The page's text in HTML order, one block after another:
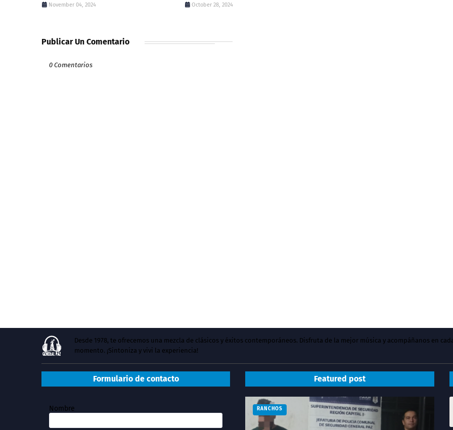
November 04, 2024 October 28, 2024
Publicar Un Comentario
0 Comentarios
Desde 1978, te ofrecemos una mezcla de clásicos y éxitos contemporáneos. Disfruta de la mejor música y acompáñanos en
momento. ¡Sintoniza y vivi la experiencia!
Formulario de contacto
Nombre
Featured post
RANCHOS